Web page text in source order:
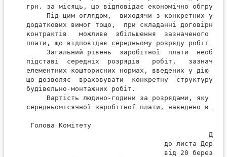
грн. за місяць, що відповідає економічно
Під цим оглядом,  виходячи з конкретних
додаткових вимог тощо,  при складанні договірних
контрактів   можливе  збільшення  зазначеного
плати, що відповідає середньому розряду робіт
Загальний рівень  заробітної  плати
підставі  середніх  розрядів   робіт,
елементних кошторисних нормах, введених у дію з
що дозволяє  враховувати  конкретну  структуру
будівельно-монтажних робіт.
Вартість людино-години за розрядами, яку
середньомісячної заробітної плати, наведено в
Голова Комітету
до листа
від 20 березня